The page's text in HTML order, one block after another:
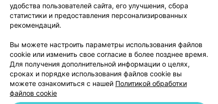
Вакансии
Партнеры
Написать руководителю 103.by
Персональные настройки cookie
Обработка персональных данных
удобства пользователей сайта, его улучшения, сбора
статистики и предоставления персонализированных
рекомендаций.
Вы можете настроить параметры использования файлов
cookie или изменить свое согласие в более позднее время.
Для получения дополнительной информации о целях,
сроках и порядке использования файлов cookie вы
можете ознакомиться с нашей Политикой обработки
файлов cookie